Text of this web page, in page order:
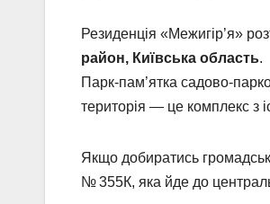
Резиденція «Межигір’я»
район, Київська область.
Парк-пам’ятка садово-
територія — це комплекс з
Якщо добиратись
№ 355К, яка йде до